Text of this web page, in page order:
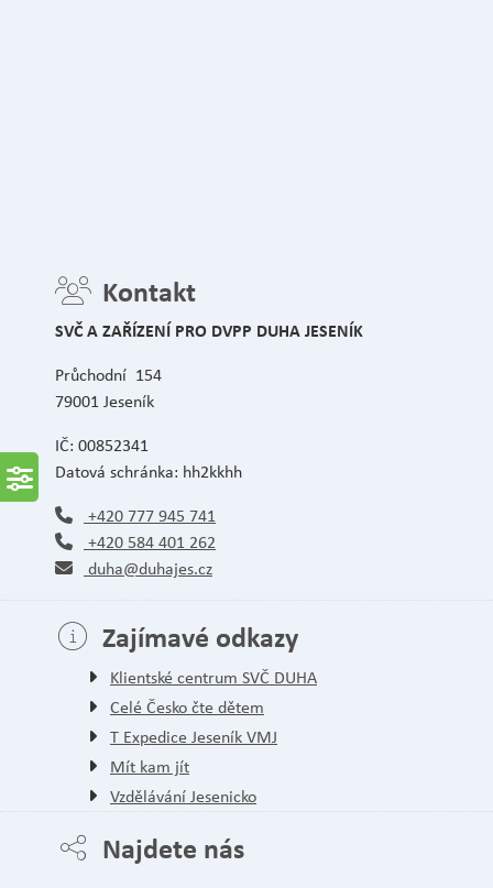
Kontakt
SVČ A ZAŘÍZENÍ PRO DVPP DUHA JESENÍK
Průchodní 154
79001 Jeseník
IČ: 00852341
Datová schránka: hh2kkhh
+420 777 945 741
+420 584 401 262
duha@duhajes.cz
Zajímavé odkazy
Klientské centrum SVČ DUHA
Celé Česko čte dětem
T Expedice Jeseník VMJ
Mít kam jít
Vzdělávání Jesenicko
Najdete nás